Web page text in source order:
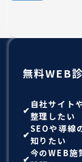
無料WEB
自社サイト
整理したい
SEOや導線
知りたい
今のWEB施